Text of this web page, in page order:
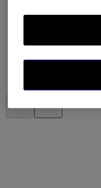
Inside Out